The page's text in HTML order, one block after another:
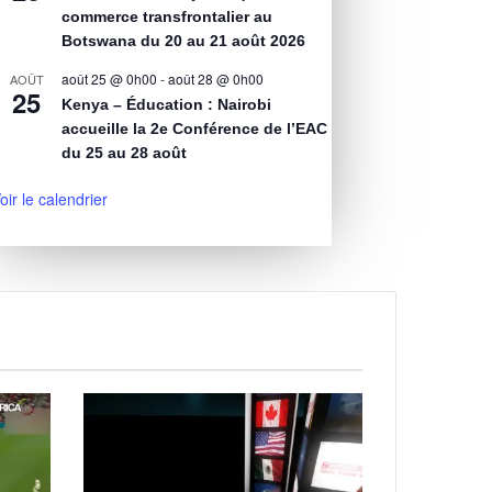
commerce transfrontalier au
Botswana du 20 au 21 août 2026
AOÛT
25
août 25 @ 0h00 -août 28 @ 0h00
Kenya – Éducation : Nairobi
accueille la 2e Conférence de l’EAC
du 25 au 28 août
le calendrier